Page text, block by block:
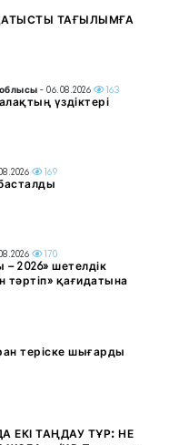
ТАҒЫЛЫМҒА
- 06.08.2026 163
үздіктері
169
170
2026» шетелдік
қағидатына
теріске шығарды
ЕКІ ТАҢДАУ ТҰР: НЕ